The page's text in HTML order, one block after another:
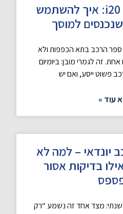
ספר רכב יונדאי i20: איך להשתמש
שנכנסים למוסך
הרכב בתא הכפפות ולא
זה לגמרי מובן: ביומיום
פשוט ייסע, ואם יש
עוד »
יונדאי – למה לא
בדיקות אסור
מצד אחד זה נשמע “רק